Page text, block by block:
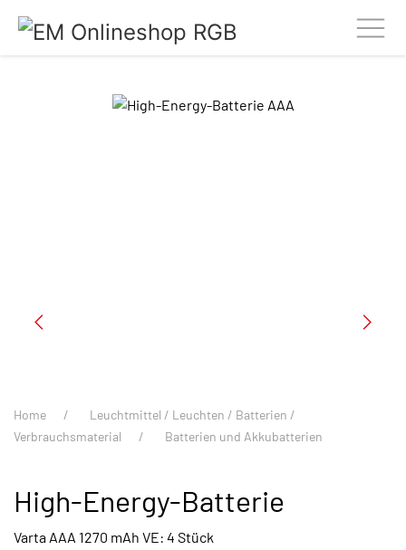
Home
Leuchtmittel / Leuchten / Batterien /
Verbrauchsmaterial
Batterien und Akkubatterien
High-Energy-Batterie
Varta AAA 1270 mAh VE: 4 Stück